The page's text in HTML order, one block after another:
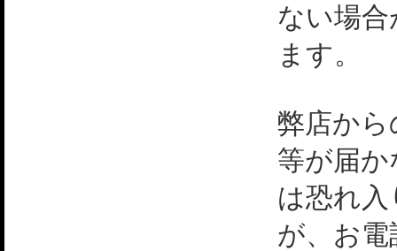
ない場
ます。
弊店か
等が届
は恐れ
が、お